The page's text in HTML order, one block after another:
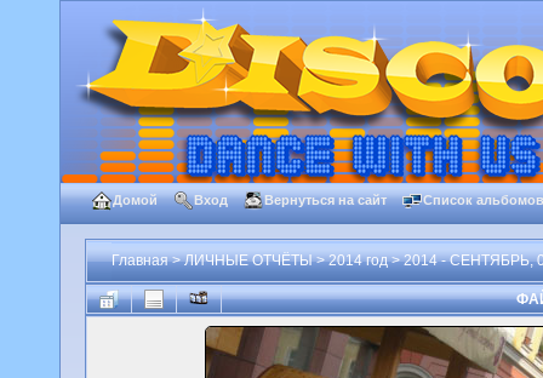
Домой Вход Вернуться на сайт Список альбомов
Главная>ЛИЧНЫЕ ОТЧЁТЫ>2014 год>2014 - СЕНТЯБРЬ,